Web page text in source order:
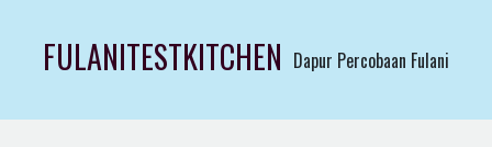
contentFULANITESTKITCHEN Dapur Percobaan Fulani